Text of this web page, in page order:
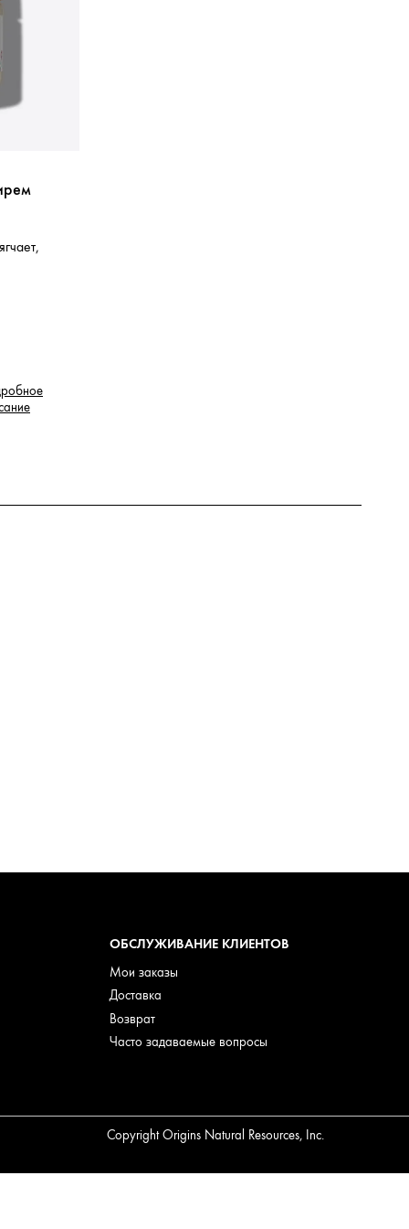
ОБСЛУЖИВАНИЕ КЛИЕНТОВ
Мои заказы
Доставка
Возврат
Часто задаваемые вопросы
Copyright Origins Natural Resources, Inc.